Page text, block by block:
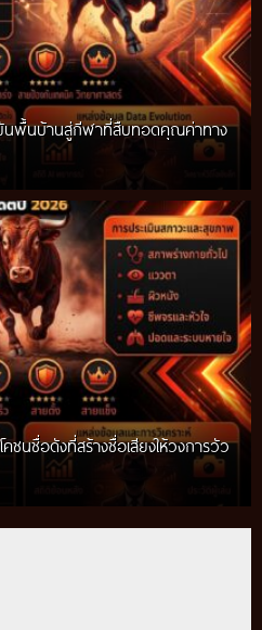
พื้นบ้านสู่กีฬาที่สืบทอดคุณค่าทาง
ชนชื่อดังที่สร้างชื่อเสียงให้วงการวัว